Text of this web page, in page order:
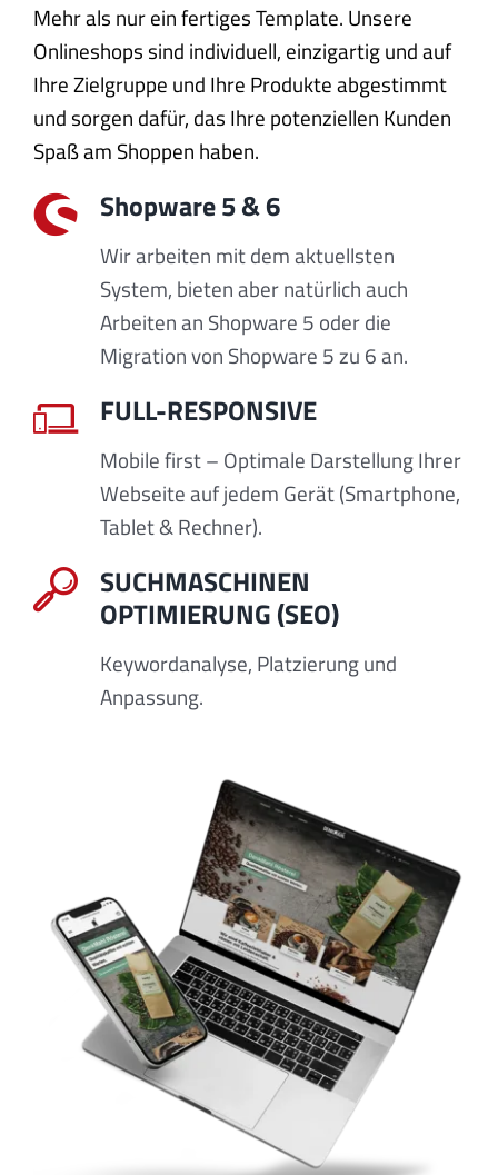
Mehr als nur ein fertiges Template. Unsere
Onlineshops sind individuell, einzigartig und auf
Ihre Zielgruppe und Ihre Produkte abgestimmt
und sorgen dafür, das Ihre potenziellen Kunden
Spaß am Shoppen haben.
Shopware 5 & 6
Wir arbeiten mit dem aktuellsten
System, bieten aber natürlich auch
Arbeiten an Shopware 5 oder die
Migration von Shopware 5 zu 6 an.
FULL-RESPONSIVE
Mobile first – Optimale Darstellung Ihrer
Webseite auf jedem Gerät (Smartphone,
Tablet & Rechner).
SUCHMASCHINEN
OPTIMIERUNG (SEO)
Keywordanalyse, Platzierung und
Anpassung.